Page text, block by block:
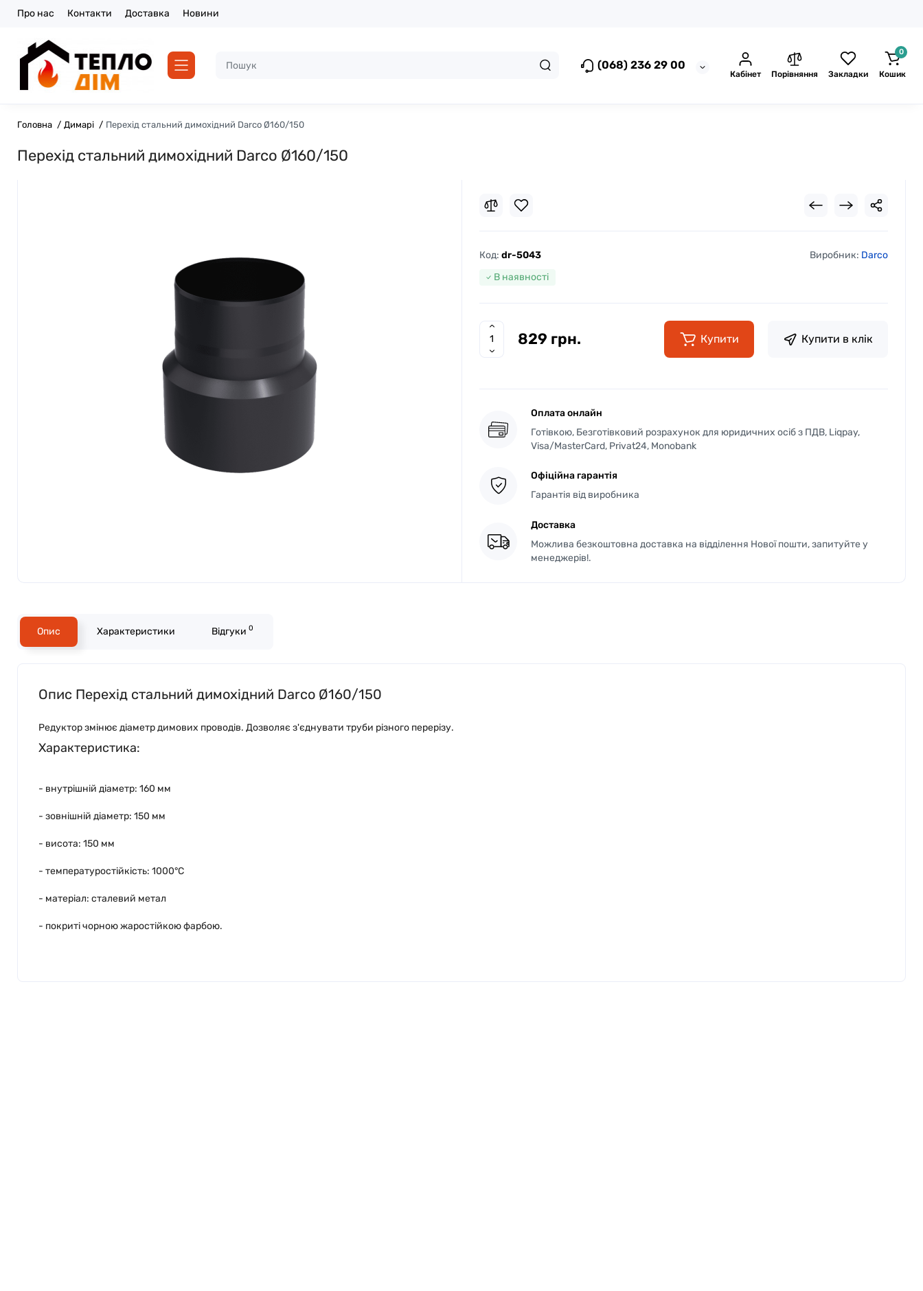
Про нас Контакти Доставка Новини
(068) 236 29 00
Кабінет Порівняння Закладки
0
Кошик
Головна Димарі Перехід стальний димохідний Darco Ø160/150
Перехід стальний димохідний Darco Ø160/150
Код: dr-5043 Виробник: Darco
В наявності
829 грн. Купити Купити в клік
Оплата онлайн
Готівкою, Безготівковий розрахунок для юридичних осіб з ПДВ, Liqpay,
Visa/MasterCard, Privat24, Monobank
Офіційна гарантія
Гарантія від виробника
Доставка
Можлива безкоштовна доставка на відділення Нової пошти, запитуйте у
менеджерів!.
Опис Характеристики Відгуки 0
Опис Перехід стальний димохідний Darco Ø160/150
Редуктор змінює діаметр димових проводів. Дозволяє з'єднувати труби різного перерізу.
Характеристика:
- внутрішній діаметр: 160 мм
- зовнішній діаметр: 150 мм
- висота: 150 мм
- температуростійкість: 1000°C
- матеріал: сталевий метал
- покриті чорною жаростійкою фарбою.